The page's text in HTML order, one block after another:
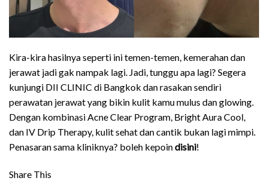
Kira-kira hasilnya seperti ini temen-temen, kemerahan dan
jerawat jadi gak nampak lagi. Jadi, tunggu apa lagi? Segera
kunjungi DII CLINIC di Bangkok dan rasakan sendiri
perawatan jerawat yang bikin kulit kamu mulus dan glowing.
Dengan kombinasi Acne Clear Program, Bright Aura Cool,
dan IV Drip Therapy, kulit sehat dan cantik bukan lagi mimpi.
Penasaran sama kliniknya? boleh kepoindisini!
Share This